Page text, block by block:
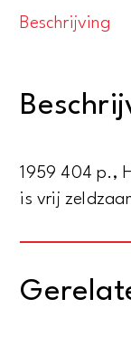
Beschrijving
1959 404 p.,
is vrij